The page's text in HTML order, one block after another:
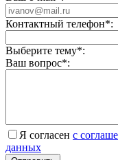
Контактный телефон*:
Выберите тему*:
Ваш вопрос*:
Я согласен с
данных